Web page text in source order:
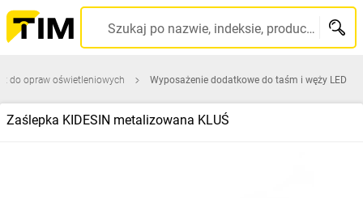
Szukaj po nazwie, indeksie, producencie, kodzie kreskowym...
do opraw oświetleniowych Wyposażenie dodatkowe do taśm i węży LED
Zaślepka KIDESIN metalizowana KLUŚ